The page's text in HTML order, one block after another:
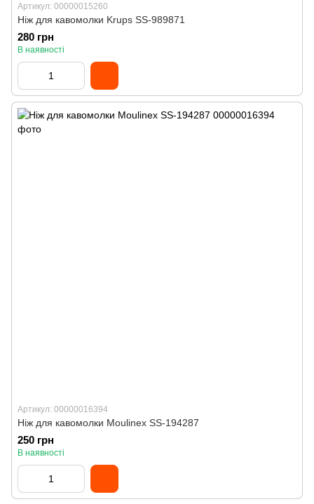
Артикул: 00000015260
Ніж для кавомолки Krups SS-989871
280 грн
В наявності
Артикул: 00000016394
Ніж для кавомолки Moulinex SS-194287
250 грн
В наявності